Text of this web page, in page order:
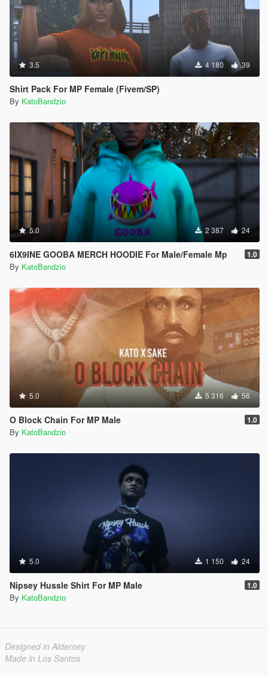
3.5 4 180 39
Shirt Pack For MP Female (Fivem/SP)
By KatoBandzio
5.0 2 387 24
6IX9INE GOOBA MERCH HOODIE For Male/Female Mp 1.0
By KatoBandzio
5.0 5 316 56
O Block Chain For MP Male 1.0
By KatoBandzio
5.0 1 150 24
Nipsey Hussle Shirt For MP Male 1.0
By KatoBandzio
Designed in Alderney
Made in Los Santos